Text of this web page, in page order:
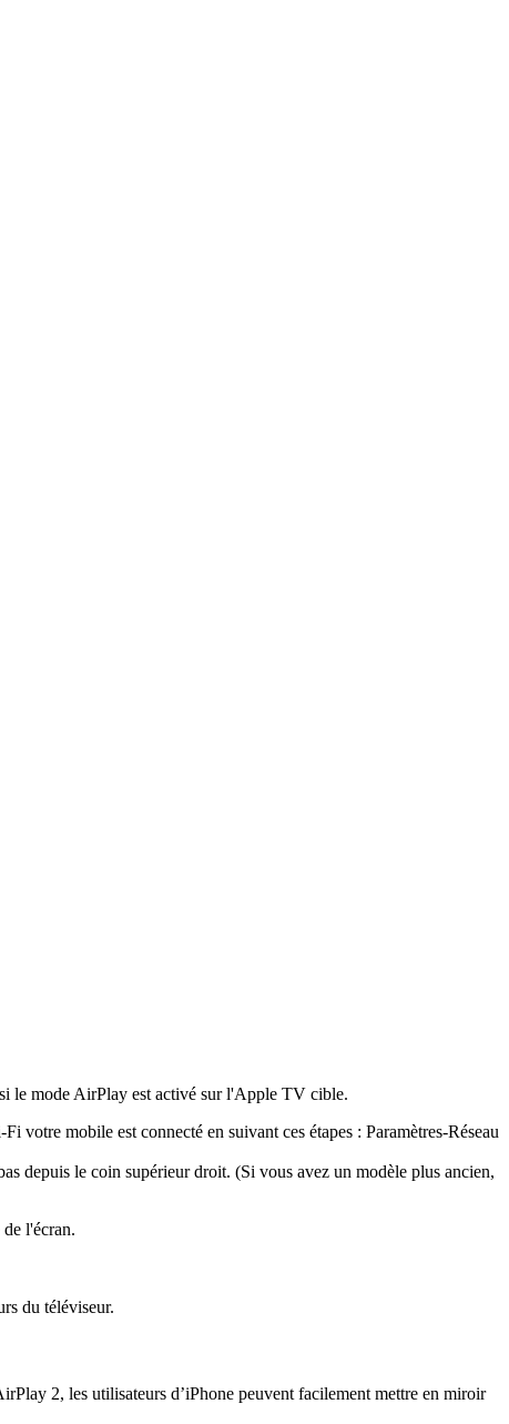
le mode AirPlay est activé sur l'Apple TV cible.
votre mobile est connecté en suivant ces étapes : Paramètres-Réseau
depuis le coin supérieur droit. (Si vous avez un modèle plus ancien,
l'écran.
du téléviseur.
2, les utilisateurs d’iPhone peuvent facilement mettre en miroir